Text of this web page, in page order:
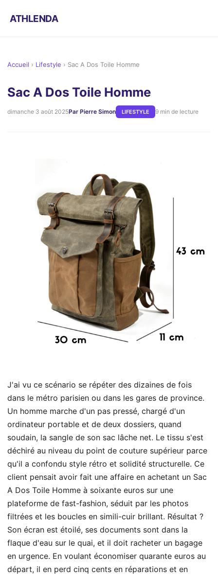
ATHLENDA
Accueil › Lifestyle › Sac A Dos Toile Homme
Sac A Dos Toile Homme
dimanche 3 août 2025Par Pierre Simon LIFESTYLE 9 min de lecture
J'ai vu ce scénario se répéter des dizaines de fois
dans le métro parisien ou dans les gares de province.
Un homme marche d'un pas pressé, chargé d'un
ordinateur portable et de deux dossiers, quand
soudain, la sangle de son sac lâche net. Le tissu s'est
déchiré au niveau du point de couture supérieur parce
qu'il a confondu style rétro et solidité structurelle. Ce
client pensait avoir fait une affaire en achetant un Sac
A Dos Toile Homme à soixante euros sur une
plateforme de fast-fashion, séduit par les photos
filtrées et les boucles en simili-cuir brillant. Résultat ?
Son écran est étoilé, ses documents sont dans la
flaque d'eau sur le quai, et il doit racheter un bagage
en urgence. En voulant économiser quarante euros au
départ, il en perd cinq cents en réparations et en